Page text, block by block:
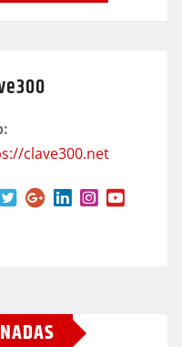
clave300.net